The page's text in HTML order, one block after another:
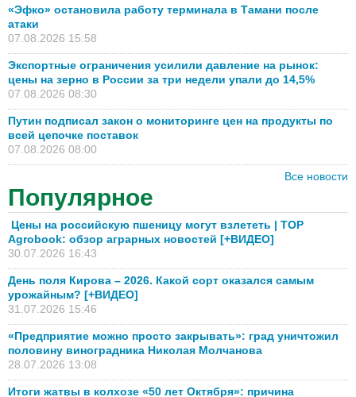
«Эфко» остановила работу терминала в Тамани после
атаки
07.08.2026 15:58
Экспортные ограничения усилили давление на рынок:
цены на зерно в России за три недели упали до 14,5%
07.08.2026 08:30
Путин подписал закон о мониторинге цен на продукты по
всей цепочке поставок
07.08.2026 08:00
Все новости
Популярное
Цены на российскую пшеницу могут взлететь | TOP
Agrobook: обзор аграрных новостей [+ВИДЕО]
30.07.2026 16:43
День поля Кирова – 2026. Какой сорт оказался самым
урожайным? [+ВИДЕО]
31.07.2026 15:46
«Предприятие можно просто закрывать»: град уничтожил
половину виноградника Николая Молчанова
28.07.2026 13:08
Итоги жатвы в колхозе «50 лет Октября»: причина